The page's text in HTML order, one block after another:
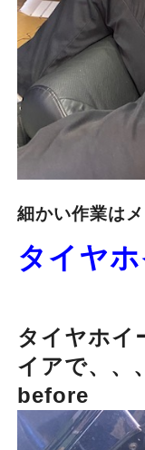
細かい作業は
タイヤ
タイヤホイ
イアで、、、
before